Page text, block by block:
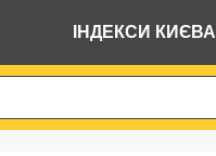
ІНДЕКСИ КИЄВА